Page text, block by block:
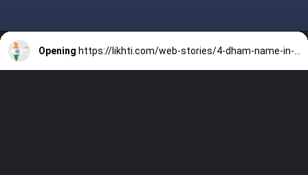
Opening